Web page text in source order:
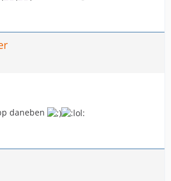
daneben